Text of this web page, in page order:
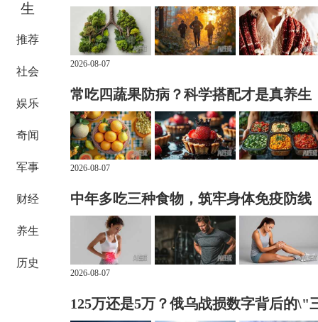
生
推荐
社会
娱乐
奇闻
军事
财经
养生
历史
2026-08-07
常吃四蔬果防病？科学搭配才是真养生
2026-08-07
中年多吃三种食物，筑牢身体免疫防线
2026-08-07
125万还是5万？俄乌战损数字背后的\"